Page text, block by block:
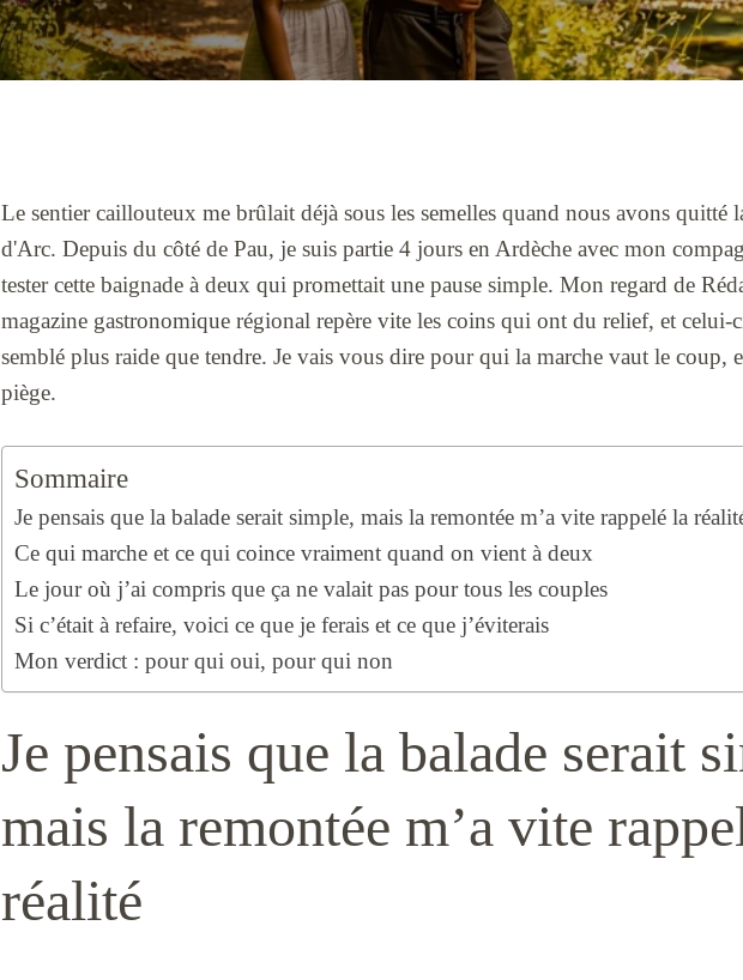
Le sentier caillouteux me brûlait déjà sous les semelles quand nous avons quitté
d'Arc. Depuis du côté de Pau, je suis partie 4 jours en Ardèche avec mon
tester cette baignade à deux qui promettait une pause simple. Mon regard de
magazine gastronomique régional repère vite les coins qui ont du relief, et celui-
semblé plus raide que tendre. Je vais vous dire pour qui la marche vaut le coup,
piège.
Sommaire
Je pensais que la balade serait simple, mais la remontée m’a vite rappelé la
Ce qui marche et ce qui coince vraiment quand on vient à deux
Le jour où j’ai compris que ça ne valait pas pour tous les couples
Si c’était à refaire, voici ce que je ferais et ce que j’éviterais
Mon verdict : pour qui oui, pour qui non
Je pensais que la balade serait
mais la remontée m’a vite
réalité